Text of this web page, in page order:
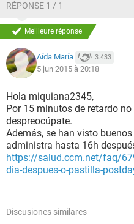
RÉPONSE 1 / 1
Meilleure réponse
Aída María 3.433
5 jun 2015 à 20:18
Hola miquiana2345,
Por 15 minutos de retardo
despreocúpate.
Además, se han visto
administra hasta 16h
https://salud.ccm.net/faq/
dia-despues-o-pastilla-
Discusiones similares